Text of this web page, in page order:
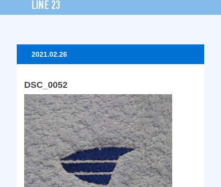
LINE 23
2021.02.26
DSC_0052